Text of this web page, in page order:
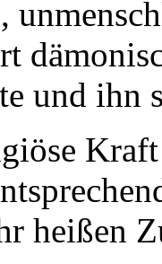
und ihn
heißen